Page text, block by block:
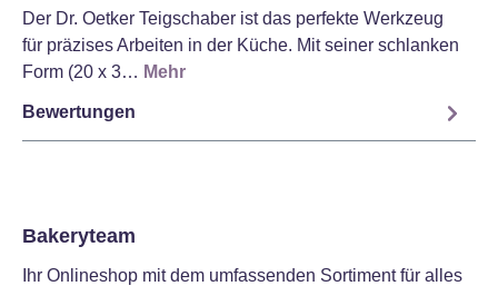
Der Dr. Oetker Teigschaber ist das perfekte Werkzeug
für präzises Arbeiten in der Küche. Mit seiner schlanken
Form (20 x 3… Mehr
Bewertungen
Bakeryteam
Ihr Onlineshop mit dem umfassenden Sortiment für alles